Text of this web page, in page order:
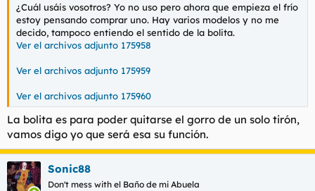
¿Cuál usáis vosotros? Yo no uso pero ahora que empieza el frío
estoy pensando comprar uno. Hay varios modelos y no me
decido, tampoco entiendo el sentido de la bolita.
Ver el archivos adjunto 175958
Ver el archivos adjunto 175959
Ver el archivos adjunto 175960
La bolita es para poder quitarse el gorro de un solo tirón,
vamos digo yo que será esa su función.
Sonic88
Don't mess with el Baño de mi Abuela